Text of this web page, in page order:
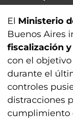
El Ministerio
Buenos Aires
fiscalización
con el
durante el
controles
distracciones
cumplimiento